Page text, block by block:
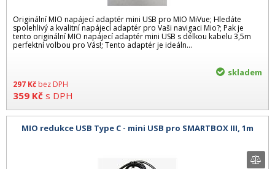
Originální MIO napájecí adaptér mini USB pro MIO MiVue; Hledáte
spolehlivý a kvalitní napájecí adaptér pro Vaši navigaci Mio?; Pak je
tento originální MIO napájecí adaptér mini USB s délkou kabelu 3,5m
perfektní volbou pro Vás!; Tento adaptér je ideáln...
297 Kč bez DPH
359 Kč s DPH
skladem
MIO redukce USB Type C - mini USB pro SMARTBOX III, 1m